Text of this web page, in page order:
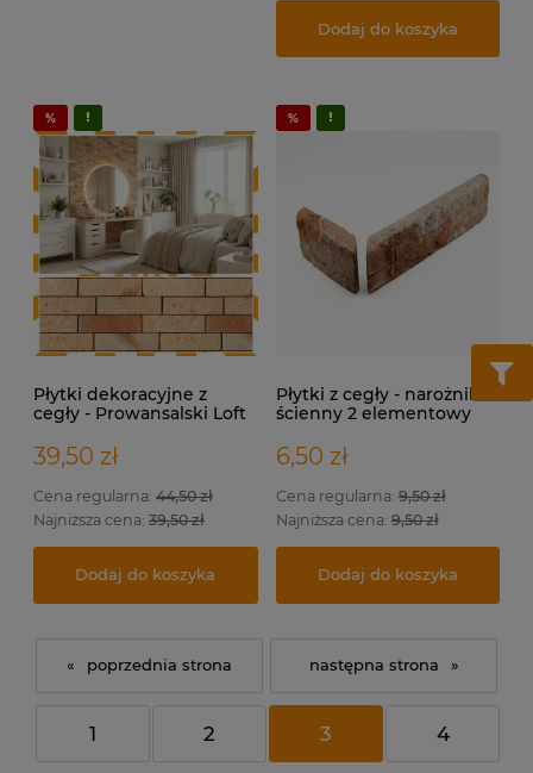
Dodaj do koszyka
Płytki dekoracyjne z
cegły - Prowansalski Loft
39,50 zł
Cena regularna: 44,50 zł
Najniższa cena: 39,50 zł
Dodaj do koszyka
Płytki z cegły - narożnik
ścienny 2 elementowy
6,50 zł
Cena regularna:9,50 zł
Najniższa cena:9,50 zł
Dodaj do koszyka
«
1 2 3 4
»